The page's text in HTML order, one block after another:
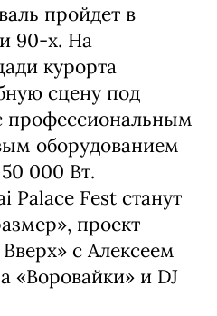
пройдет в
90-х. На
курорта
сцену под
профессиональным
оборудованием
000 Вт.
Palace Fest станут
проект
с Алексеем
«Воровайки» и DJ